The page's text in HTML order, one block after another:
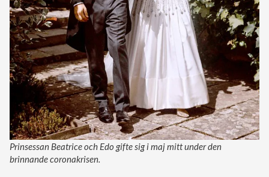
Prinsessan Beatrice och Edo gifte sig i maj mitt under den
brinnande coronakrisen.